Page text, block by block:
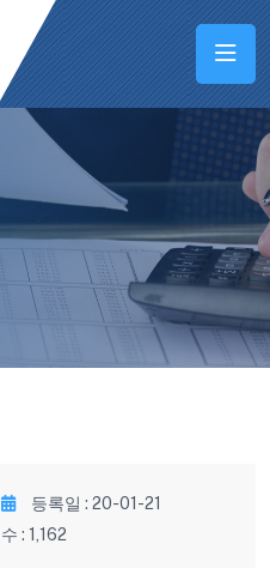
등록일 : 20-01-21
: 1,162